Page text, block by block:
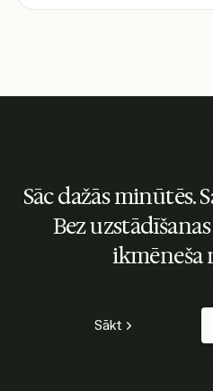
Sāc dažās minūtēs.
Bez
ikmēneša
Sākt